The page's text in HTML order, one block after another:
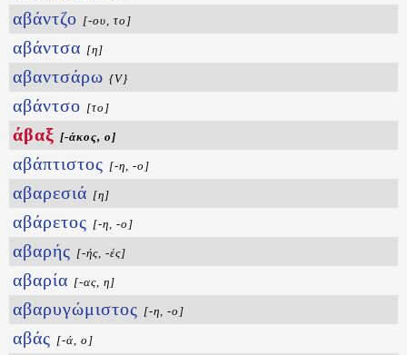
αβάντζο [-ου, το]
αβάντσα [η]
αβαντσάρω {V}
αβάντσο [το]
άβαξ [-άκος, ο]
αβάπτιστος [-η, -ο]
αβαρεσιά [η]
αβάρετος [-η, -ο]
αβαρής [-ής, -ές]
αβαρία [-ας, η]
αβαρυγώμιστος [-η, -ο]
αβάς [-ά, ο]